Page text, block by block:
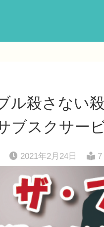
ル殺さない
ブスクサー
2021年2月24日